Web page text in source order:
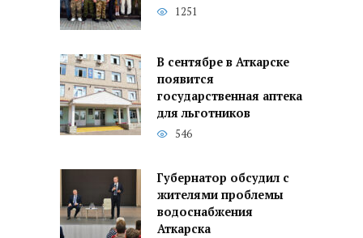
1251
В сентябре в Аткарске
появится
государственная аптека
для льготников
546
Губернатор обсудил с
жителями проблемы
водоснабжения
Аткарска